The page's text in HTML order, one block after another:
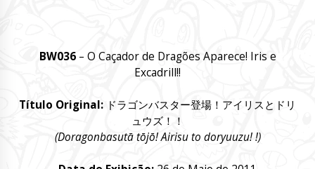
BW036 – O Caçador de Dragões Aparece! Iris e
Excadrill!!
Título Original: ドラゴンバスター登場！アイリスとドリ
ュウズ！！
(Doragonbasutā tōjō! Airisu to doryuuzu! !)